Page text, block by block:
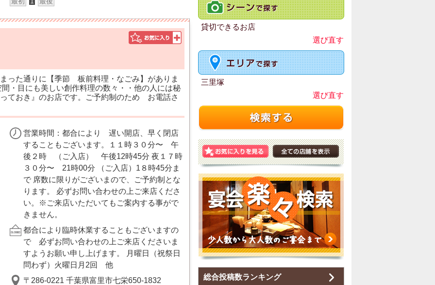
った通りに【季節 板前料理・なごみ】がありま
・目にも美しい創作料理の数々・・他の人には秘
ておき』のお店です。ご予約制のため お電話さ
営業時間：都合により 遅い開店、早く閉店
することもございます。１１時３０分〜 午
後２時 （ご入店） 午後12時45分 夜１７時
３０分〜 21時00分 （ご入店）1８時45分ま
で 席数に限りがございまので、ご予約制とな
ります。 必ずお問い合わせの上ご来店くださ
い。※ご来店いただいてもご案内する事がで
きません。
都合により臨時休業することもございますの
で 必ずお問い合わせの上ご来店くださいま
すようお願い申し上げます。 月曜日（祝祭日
問わず）火曜日月2回 他
〒286-0221 千葉県富里市七栄650-1832
貸切できるお店
選び直す
三里塚
選び直す
総合投稿数ランキング